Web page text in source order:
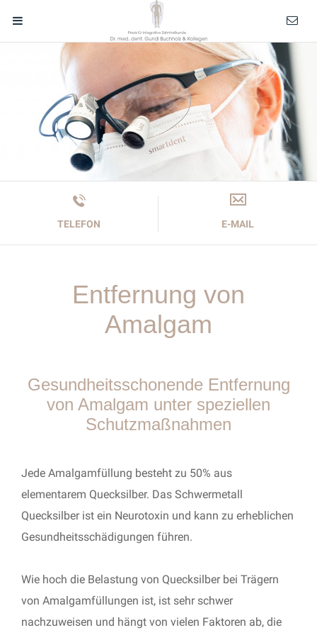
TELEFON E-MAIL
Entfernung von
Amalgam
Gesundheitsschonende Entfernung
von Amalgam unter speziellen
Schutzmaßnahmen
Jede Amalgamfüllung besteht zu 50% aus
elementarem Quecksilber. Das Schwermetall
Quecksilber ist ein Neurotoxin und kann zu erheblichen
Gesundheitsschädigungen führen.
Wie hoch die Belastung von Quecksilber bei Trägern
von Amalgamfüllungen ist, ist sehr schwer
nachzuweisen und hängt von vielen Faktoren ab, die